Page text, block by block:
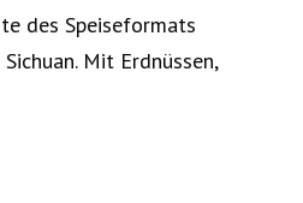
des Speiseformats
Mit Erdnüssen,